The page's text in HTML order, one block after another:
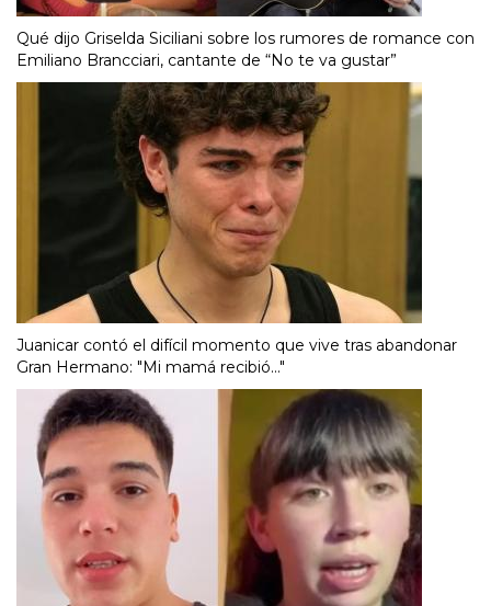
Qué dijo Griselda Siciliani sobre los rumores de romance con
Emiliano Brancciari, cantante de “No te va gustar”
Juanicar contó el difícil momento que vive tras abandonar
Gran Hermano: "Mi mamá recibió..."